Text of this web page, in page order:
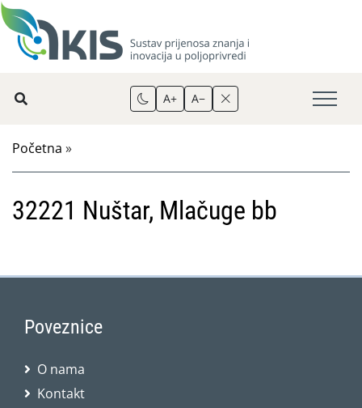
A+ A−
Početna »
32221 Nuštar, Mlačuge bb
Poveznice
O nama
Kontakt